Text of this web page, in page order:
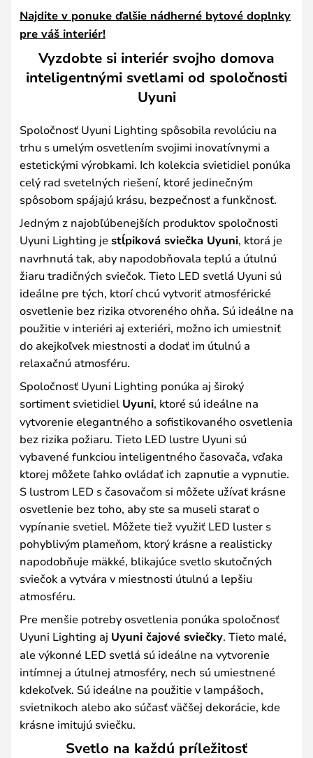
Najdite v ponuke ďalšie nádherné bytové doplnky
pre váš interiér!
Vyzdobte si interiér svojho domova
inteligentnými svetlami od spoločnosti
Uyuni
Spoločnosť Uyuni Lighting spôsobila revolúciu na
trhu s umelým osvetlením svojimi inovatívnymi a
estetickými výrobkami. Ich kolekcia svietidiel ponúka
celý rad svetelných riešení, ktoré jedinečným
spôsobom spájajú krásu, bezpečnosť a funkčnosť.
Jedným z najobľúbenejších produktov spoločnosti
Uyuni Lighting je stĺpiková sviečka Uyuni, ktorá je
navrhnutá tak, aby napodobňovala teplú a útulnú
žiaru tradičných sviečok. Tieto LED svetlá Uyuni sú
ideálne pre tých, ktorí chcú vytvoriť atmosférické
osvetlenie bez rizika otvoreného ohňa. Sú ideálne na
použitie v interiéri aj exteriéri, možno ich umiestniť
do akejkoľvek miestnosti a dodať im útulnú a
relaxačnú atmosféru.
Spoločnosť Uyuni Lighting ponúka aj široký
sortiment svietidiel Uyuni, ktoré sú ideálne na
vytvorenie elegantného a sofistikovaného osvetlenia
bez rizika požiaru. Tieto LED lustre Uyuni sú
vybavené funkciou inteligentného časovača, vďaka
ktorej môžete ľahko ovládať ich zapnutie a vypnutie.
S lustrom LED s časovačom si môžete užívať krásne
osvetlenie bez toho, aby ste sa museli starať o
vypínanie svetiel. Môžete tiež využiť LED luster s
pohyblivým plameňom, ktorý krásne a realisticky
napodobňuje mäkké, blikajúce svetlo skutočných
sviečok a vytvára v miestnosti útulnú a lepšiu
atmosféru.
Pre menšie potreby osvetlenia ponúka spoločnosť
Uyuni Lighting aj Uyuni čajové sviečky. Tieto malé,
ale výkonné LED svetlá sú ideálne na vytvorenie
intímnej a útulnej atmosféry, nech sú umiestnené
kdekoľvek. Sú ideálne na použitie v lampášoch,
svietnikoch alebo ako súčasť väčšej dekorácie, kde
krásne imitujú sviečku.
Svetlo na každú príležitosť